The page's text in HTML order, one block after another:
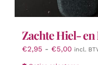
Zachte Hiel-
€2,95 - €5,00 incl.